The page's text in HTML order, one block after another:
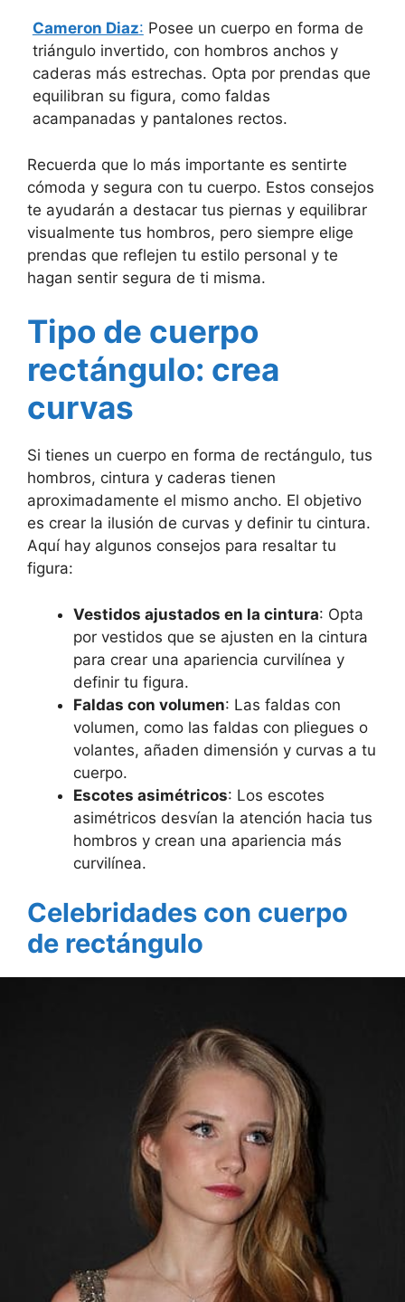
Cameron Diaz: Posee un cuerpo en forma de
triángulo invertido, con hombros anchos y
caderas más estrechas. Opta por prendas que
equilibran su figura, como faldas
acampanadas y pantalones rectos.
Recuerda que lo más importante es sentirte
cómoda y segura con tu cuerpo. Estos consejos
te ayudarán a destacar tus piernas y equilibrar
visualmente tus hombros, pero siempre elige
prendas que reflejen tu estilo personal y te
hagan sentir segura de ti misma.
Tipo de cuerpo
rectángulo: crea
curvas
Si tienes un cuerpo en forma de rectángulo, tus
hombros, cintura y caderas tienen
aproximadamente el mismo ancho. El objetivo
es crear la ilusión de curvas y definir tu cintura.
Aquí hay algunos consejos para resaltar tu
figura:
Vestidos ajustados en la cintura: Opta
por vestidos que se ajusten en la cintura
para crear una apariencia curvilínea y
definir tu figura.
Faldas con volumen: Las faldas con
volumen, como las faldas con pliegues o
volantes, añaden dimensión y curvas a tu
cuerpo.
Escotes asimétricos: Los escotes
asimétricos desvían la atención hacia tus
hombros y crean una apariencia más
curvilínea.
Celebridades con cuerpo
de rectángulo